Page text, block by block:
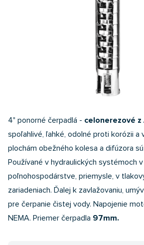
4" ponorné čerpadlá - celonerezové z
spoľahlivé, ľahké, odolné proti korózii a
plochám obežného kolesa a difúzora
Používané v hydraulických systémoch
poľnohospodárstve, priemysle, v
zariadeniach. Ďalej k zavlažovaniu,
pre čerpanie čistej vody. Napojenie
NEMA. Priemer čerpadla 97mm.